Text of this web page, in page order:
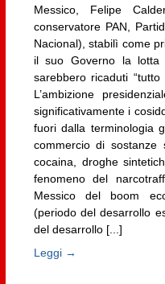
Messico, Felipe
conservatore PAN,
Nacional), stabilì come
il suo Governo la lotta
sarebbero ricaduti
L’ambizione
significativamente i
fuori dalla terminologia
commercio di sostanze
cocaina, droghe
fenomeno del
Messico del boom
(periodo del desarrollo
del desarrollo [...]
Leggi →